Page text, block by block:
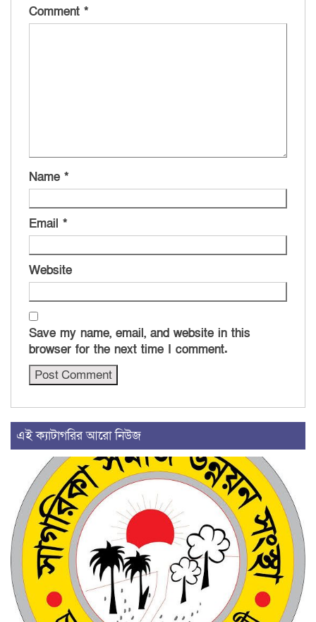
Comment *
Name *
Email *
Website
Save my name, email, and website in this
browser for the next time I comment.
এই ক্যাটাগরির আরো নিউজ